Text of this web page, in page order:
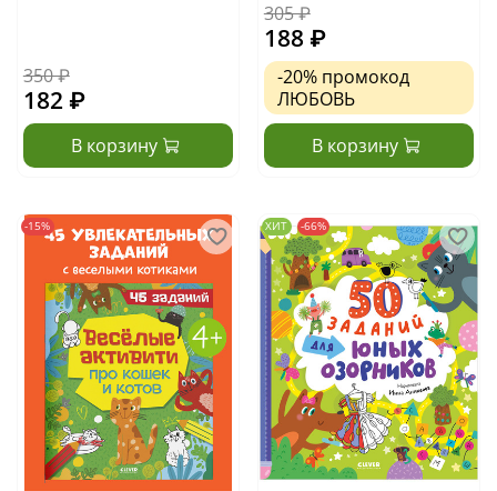
350 ₽
182 ₽
В корзину
305 ₽
188 ₽
-20% промокод
ЛЮБОВЬ
В корзину
-15% ХИТ -66%